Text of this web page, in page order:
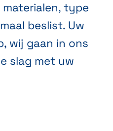
type
beslist. Uw
wij gaan in ons
slag met uw